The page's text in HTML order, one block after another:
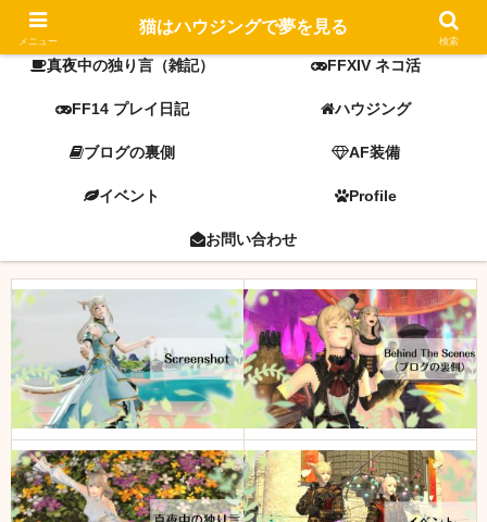
FF14 screenshot ミラプリ
真夜中の独り言（雑記） FFXIV ネコ活
FF14 プレイ日記 ハウジング
ブログの裏側 AF装備
イベント Profile
お問い合わせ
メニュー
猫はハウジングで夢を見る
検索